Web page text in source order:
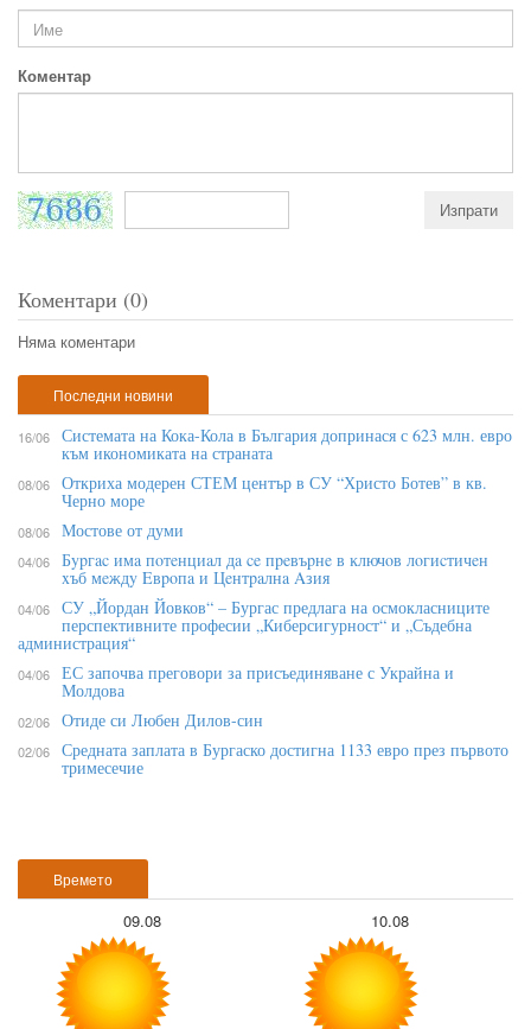
Коментар
Коментари (0)
Няма коментари
Времето
09.08 10.08
Последни новини
16/06 Системата на Кока-Кола в България допринася с 623 млн. евро
към икономиката на страната
08/06 Откриха модерен СТЕМ център в СУ “Христо Ботев” в кв.
Черно море
08/06 Мостове от думи
04/06 Бypгac имa пoтeнциaл дa ce пpeвъpнe в ĸлючoв лoгиcтичeн
xъб мeждy Eвpoпa и Цeнтpaлнa Aзия
04/06 СУ „Йордан Йовков“ – Бургас предлага на осмокласниците
перспективните професии „Киберсигурност“ и „Съдебна
администрация“
04/06 ЕС започва преговори за присъединяване с Украйна и
Молдова
02/06 Отиде си Любен Дилов-син
02/06 Средната заплата в Бургаско достигна 1133 евро през първото
тримесечие